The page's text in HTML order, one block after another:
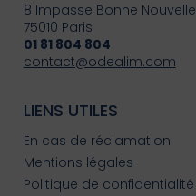
8 Impasse Bonne Nouvelle
75010 Paris
01 81 804 804
contact@odealim.com
LIENS UTILES
En cas de réclamation
Mentions légales
Politique de confidentialité